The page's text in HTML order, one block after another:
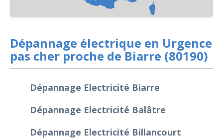
Dépannage électrique en Urgence
pas cher proche de Biarre (80190)
Dépannage Electricité Biarre
Dépannage Electricité Balâtre
Dépannage Electricité Billancourt